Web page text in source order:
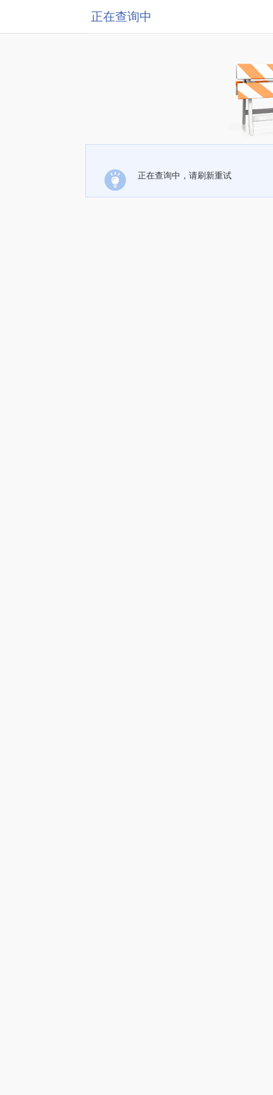
正在查询中
正在查询中，请刷新重试